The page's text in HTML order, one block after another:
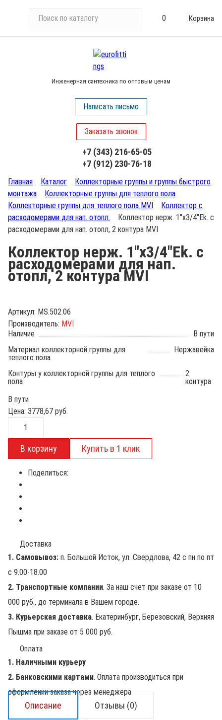
и
у
0 Корзина
Инженерная сантехника по оптовым ценам
Написать письмо
Заказать звонок
+7 (343) 216-65-05
+7 (912) 230-76-18
Главная Каталог
Коллекторные группы и группы быстрого
монтажа
Коллекторные группы для теплого пола
Коллекторные группы для теплого пола MVI
Коллектор с
расходомерами для нап. отопл.
Коллектор нерж. 1"х3/4"Ek. c
расходомерами для нап. отопл, 2 контура MVI
Коллектор нерж. 1"х3/4"Ek. c
расходомерами для нап.
отопл, 2 контура MVI
Артикул: MS.502.06
Производитель: MVI
Наличие
В пути
Материал коллекторной группы для
теплого пола
Нержавейка
Контуры у коллекторной группы для теплого
пола
2
контура
В пути
Цена: 3778,67 руб.
Поделиться:
Доставка
1. Самовывоз: п. Большой Исток, ул. Свердлова, 42 с пн по пт
с 9.00-18.00
2. Транспортные компании. За наш счет при заказе от 10
000 руб., до терминала в Вашем городе.
3. Курьерская доставка. Екатеринбург, Березовский, Верхняя
Пышма при заказе от 5 000 руб.
Оплата
1. Наличными курьеру
2. Банковскими картами. Оплата производиться при
оформлении заказа через менеджера
Описание Отзывы (0)